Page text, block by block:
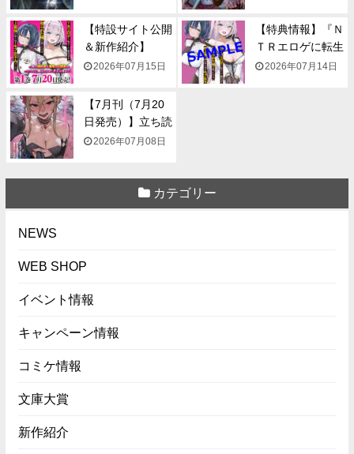
【特設サイト公開
＆新作紹介】
『NTR...
2026年07月15日
【特典情報】『Ｎ
ＴＲエロゲに転生
して...
2026年07月14日
【7月刊（7月20
日発売）】立ち読
み...2026年07月08日
カテゴリー
NEWS
WEB SHOP
イベント情報
キャンペーン情報
コミケ情報
文庫大賞
新作紹介